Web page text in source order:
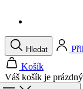
Váš košík je prázdný
Menu Zavřít
Hledat
Košík